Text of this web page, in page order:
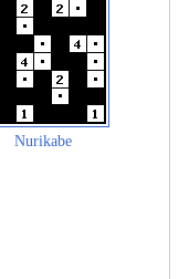
Nurikabe